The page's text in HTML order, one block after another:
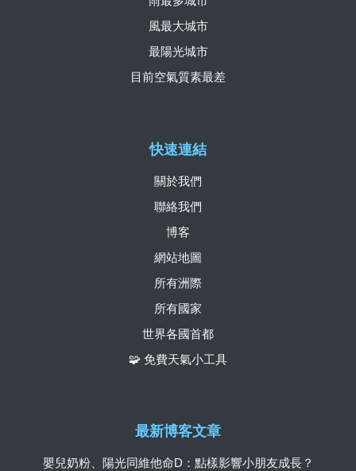
快速連結
關於我們
聯絡我們
博客
網站地圖
所有洲際
所有國家
世界各國首都
🧩 免費天氣小工具
風最大城市
最陽光城市
目前空氣質素最差
最新博客文章
嬰兒奶粉、陽光同維他命D：點樣影響小朋友成長？